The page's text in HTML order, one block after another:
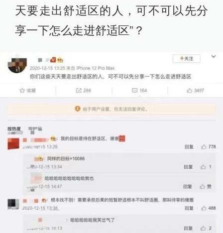
天要走出舒适区的人，可不可以先分
享一下怎么走进舒适区”？